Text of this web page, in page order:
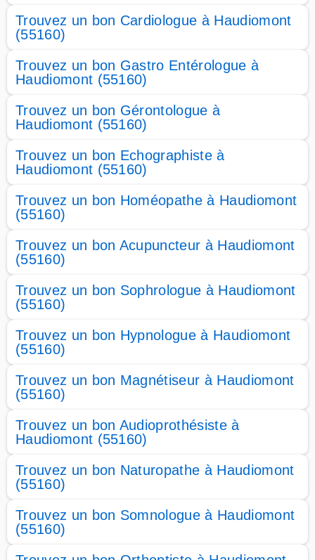
Trouvez un bon Cardiologue à Haudiomont
(55160)
Trouvez un bon Gastro Entérologue à
Haudiomont (55160)
Trouvez un bon Gérontologue à
Haudiomont (55160)
Trouvez un bon Echographiste à
Haudiomont (55160)
Trouvez un bon Homéopathe à Haudiomont
(55160)
Trouvez un bon Acupuncteur à Haudiomont
(55160)
Trouvez un bon Sophrologue à Haudiomont
(55160)
Trouvez un bon Hypnologue à Haudiomont
(55160)
Trouvez un bon Magnétiseur à Haudiomont
(55160)
Trouvez un bon Audioprothésiste à
Haudiomont (55160)
Trouvez un bon Naturopathe à Haudiomont
(55160)
Trouvez un bon Somnologue à Haudiomont
(55160)